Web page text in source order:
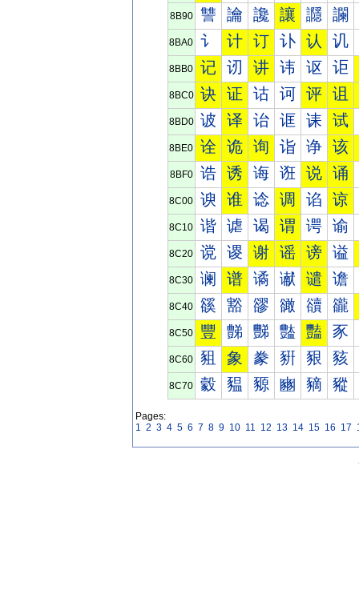
8B90 讐 讑 讒 讓 讔 讕
8BA0 讠 计 订 讣 认 讥
8BB0 记 讱 讲 讳 讴 讵
8BC0 诀 证 诂 诃 评 诅
8BD0 诐 译 诒 诓 诔 试
8BE0 诠 诡 询 诣 诤 该
8BF0 诰 诱 诲 诳 说 诵
8C00 谀 谁 谂 调 谄 谅
8C10 谐 谑 谒 谓 谔 谕
8C20 谠 谡 谢 谣 谤 谥
8C30 谰 谱 谲 谳 谴 谵
8C40 豀 豁 豂 豃 豄 豅
8C50 豐 豑 豒 豓 豔 豕
8C60 豠 象 豢 豣 豤 豥
8C70 豰 豱 豲 豳 豴 豵
Pages:
1 2 3 4 5 6 7 8 9 10 11 12 13 14 15 16 17